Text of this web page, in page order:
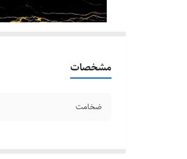
مشخصات
ضخامت